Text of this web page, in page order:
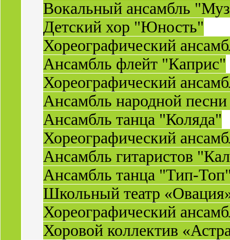
Вокальный ансамбль
Детский хор "Юность"
Хореографический
Ансамбль флейт "Каприс"
Хореографический
Ансамбль народной
Ансамбль танца "Коляда"
Хореографический
Ансамбль гитаристов
Ансамбль танца "Тип-
Школьный театр
Хореографический
Хоровой коллектив